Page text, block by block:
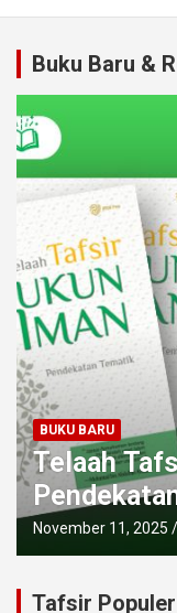
Buku Baru &
BUKU BARU
Telaah
November 11, 2025
Tafsir Populer